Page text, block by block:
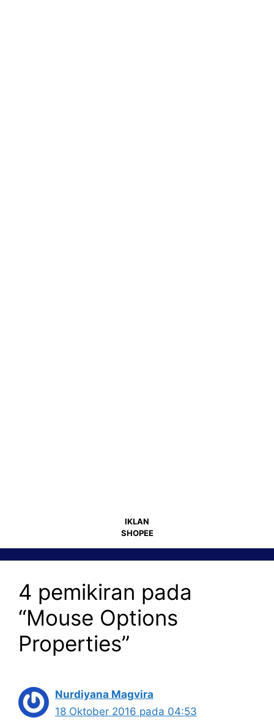
IKLAN
SHOPEE
4 pemikiran pada
“Mouse Options
Properties”
Nurdiyana Magvira
18 Oktober 2016 pada 04:53